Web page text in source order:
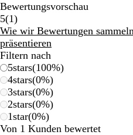
Bewertungsvorschau
5(11
Bewertungen
)
Wie wir Bewertungen
präsentieren
Filtern nach
5stars(100%)
4stars(0%)
3stars(0%)
2stars(0%)
1star(0%)
Von 1 Kunden bewertet